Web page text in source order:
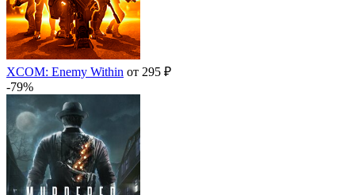
XCOM: Enemy Within от 295 ₽
-79%